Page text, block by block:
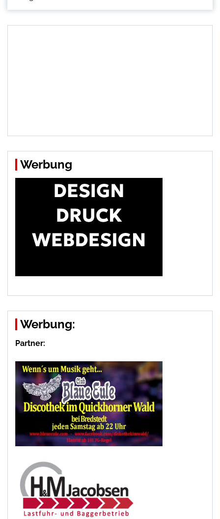
Werbung
Werbung:
Partner: